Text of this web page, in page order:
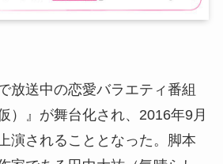
放送中の恋愛バラエティ番組
）』が舞台化され、2016年9月
演されることとなった。脚本